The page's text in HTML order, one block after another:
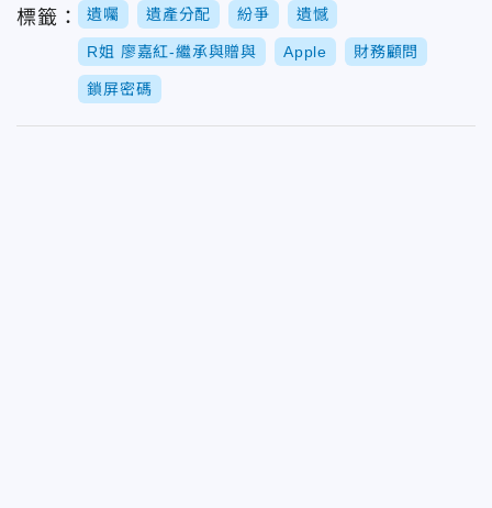
標籤： 遺囑 遺產分配 紛爭 遺憾
R姐 廖嘉紅-繼承與贈與 Apple 財務顧問
鎖屏密碼